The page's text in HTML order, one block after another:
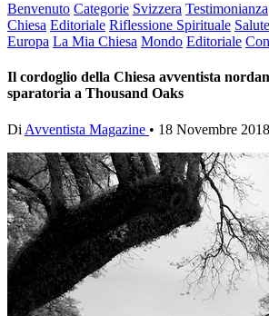
Benvenuto Categorie Svizzera Testimonianza
Chiesa Editoriale Riflessione Spirituale Salute
Europa La Mia Chiesa Mondo Editoriale
Il cordoglio della Chiesa avventista
sparatoria a Thousand Oaks
Di Avventista Magazine • 18 Novembre 2018